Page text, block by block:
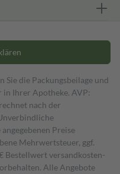
Sie die Packungsbeilage und
Ihrer Apotheke. AVP:
nach der
Preise
Mehrwertsteuer, ggf.
Bestell­wert versand­kosten­
Alle Angebote